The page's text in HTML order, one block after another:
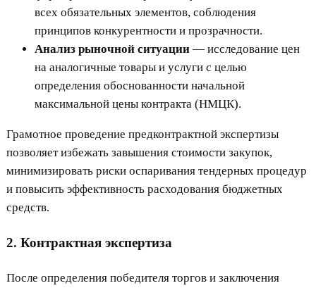
всех обязательных элементов, соблюдения
принципов конкурентности и прозрачности.
Анализ рыночной ситуации— исследование цен
на аналогичные товары и услуги с целью
определения обоснованности начальной
максимальной цены контракта (НМЦК).
Грамотное проведение предконтрактной экспертизы
позволяет избежать завышения стоимости закупок,
минимизировать риски оспаривания тендерных процедур
и повысить эффективность расходования бюджетных
средств.
2. Контрактная экспертиза
После определения победителя торгов и заключения